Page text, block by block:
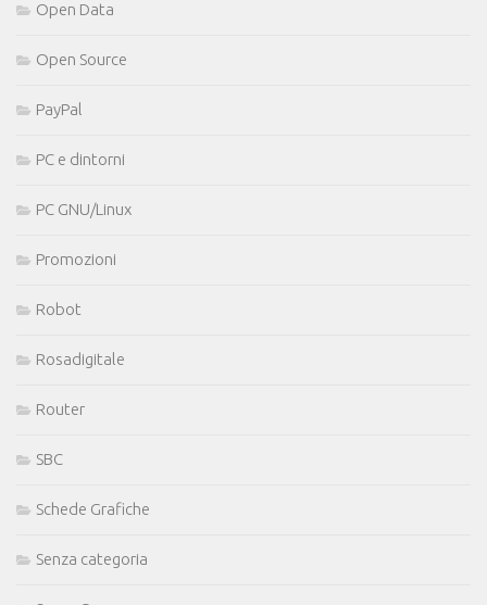
Open Data
Open Source
PayPal
PC e dintorni
PC GNU/Linux
Promozioni
Robot
Rosadigitale
Router
SBC
Schede Grafiche
Senza categoria